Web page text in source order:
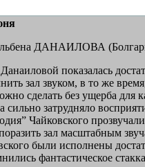
ДАНАИЛОВА
показалась
зал звуком, в то же
сделать без ущерба для
сильно затрудняло
Чайковского
зал масштабным
были исполнены
фантастическое